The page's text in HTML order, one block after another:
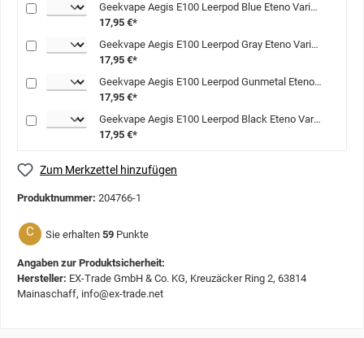
Geekvape Aegis E100 Leerpod Blue Eteno Variante: Blue
17,95 €*
Geekvape Aegis E100 Leerpod Gray Eteno Variante: Gray
17,95 €*
Geekvape Aegis E100 Leerpod Gunmetal Eteno Variante: Gunmetal
17,95 €*
Geekvape Aegis E100 Leerpod Black Eteno Variante: Black
17,95 €*
Zum Merkzettel hinzufügen
Produktnummer: 204766-1
C Sie erhalten 59 Punkte
Angaben zur Produktsicherheit:
Hersteller: EX-Trade GmbH & Co. KG, Kreuzäcker Ring 2, 63814
Mainaschaff, info@ex-trade.net